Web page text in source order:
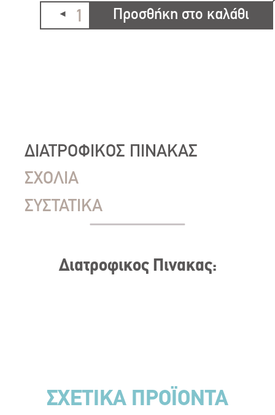
Προσθήκη στο καλάθι
ΔΙΑΤΡΟΦΙΚΟΣ ΠΙΝΑΚΑΣ
ΣΧΟΛΙΑ
ΣΥΣΤΑΤΙΚΑ
Διατροφικος Πινακας:
ΣΧΕΤΙΚΑ ΠΡΟΪΟΝΤΑ